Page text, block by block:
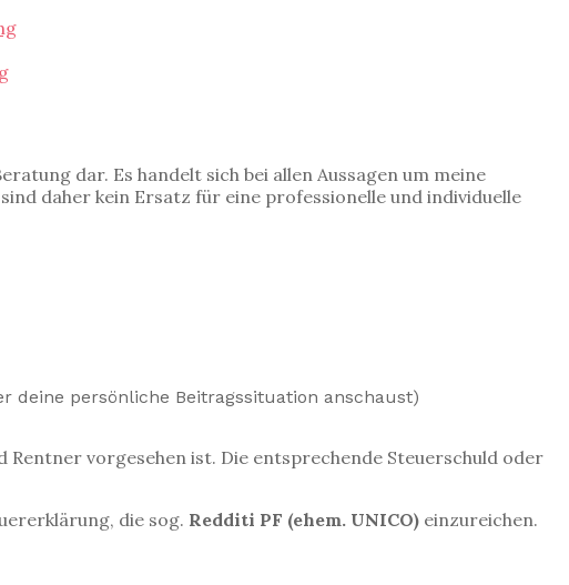
dar. Es handelt sich bei allen Aussagen um meine
daher kein Ersatz für eine professionelle und individuelle
deine persönliche Beitragssituation anschaust)
vorgesehen ist. Die entsprechende Steuerschuld oder
die sog. Redditi PF (ehem. UNICO) einzureichen.